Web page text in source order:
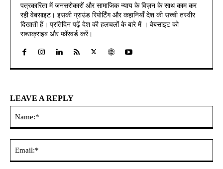
पत्रकारिता में जनसरोकारों और सामाजिक न्याय के विज़न के साथ काम कर
रही वेबसाइट। इसकी ग्राउंड रिपोर्टिंग और कहानियाँ देश की सच्ची तस्वीर
दिखाती हैं। प्रतिदिन पढ़ें देश की हलचलों के बारे में । वेबसाइट को
सब्सक्राइब और फॉरवर्ड करें।
LEAVE A REPLY